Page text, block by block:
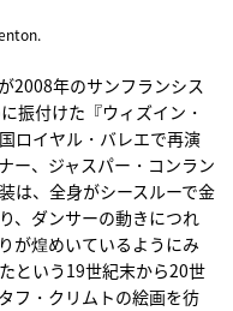
2008年のサンフランシス
振付けた『ウィズイン・
ロイヤル・バレエで再演
ー、ジャスパー・コンラン
は、全身がシースルーで金
、ダンサーの動きにつれ
が煌めいているようにみ
という19世紀末から20世
フ・クリムトの絵画を彷